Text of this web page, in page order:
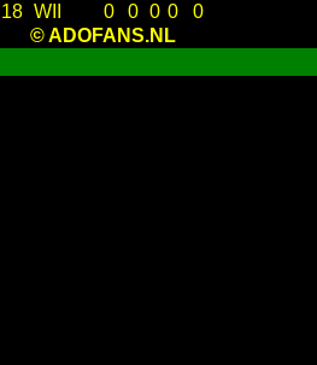
18 WII 0 0 0 0
0
© ADOFANS.NL